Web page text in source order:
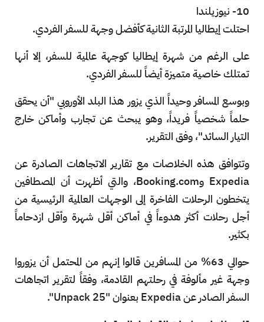
10- نيوزيلندا
احتلت إيطاليا المرتبة الثانية كأفضل وجهة للسفر الفردي.
على الرغم من شهرة إيطاليا كوجهة عالمية للسفر، إلا أنها
تمتلك خاصية متميزة أيضاً للسفر الفردي.
وبوسع المسافر وحيداً الذي يزور هذا البلد الأوروبي "أن يحقق
حلماً شخصياً فريداً، وهو يبحث عن تجارب وأماكن خارج
التيار السائد"، وفق التقرير.
وتتوافق هذه الخلاصات مع تقارير الاتجاهات الصادرة عن
Expedia وBooking.com، والتي أظهرت أن المصطافين
يتخطون الرحلات الفاخرة إلى الوجهات العالمية الرئيسية من
أجل رحلات أكثر هدوءاً في أماكن أقل شهرة وأقل ازدحاماً
بكثير.
حوالي 63% من المسافرين قالوا إنهم من المحتمل أن يزوروا
وجهة غير مألوفة في رحلتهم القادمة، وفقاً لتقرير اتجاهات
السفر الصادر عن Expedia بعنوان "Unpack 25".